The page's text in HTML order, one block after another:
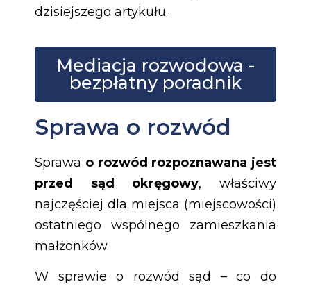
dzisiejszego artykułu.
Mediacja rozwodowa -
bezpłatny poradnik
Sprawa o rozwód
Sprawa o rozwód rozpoznawana jest
przed sąd okręgowy, właściwy
najczęściej dla miejsca (miejscowości)
ostatniego wspólnego zamieszkania
małżonków.
W sprawie o rozwód sąd – co do